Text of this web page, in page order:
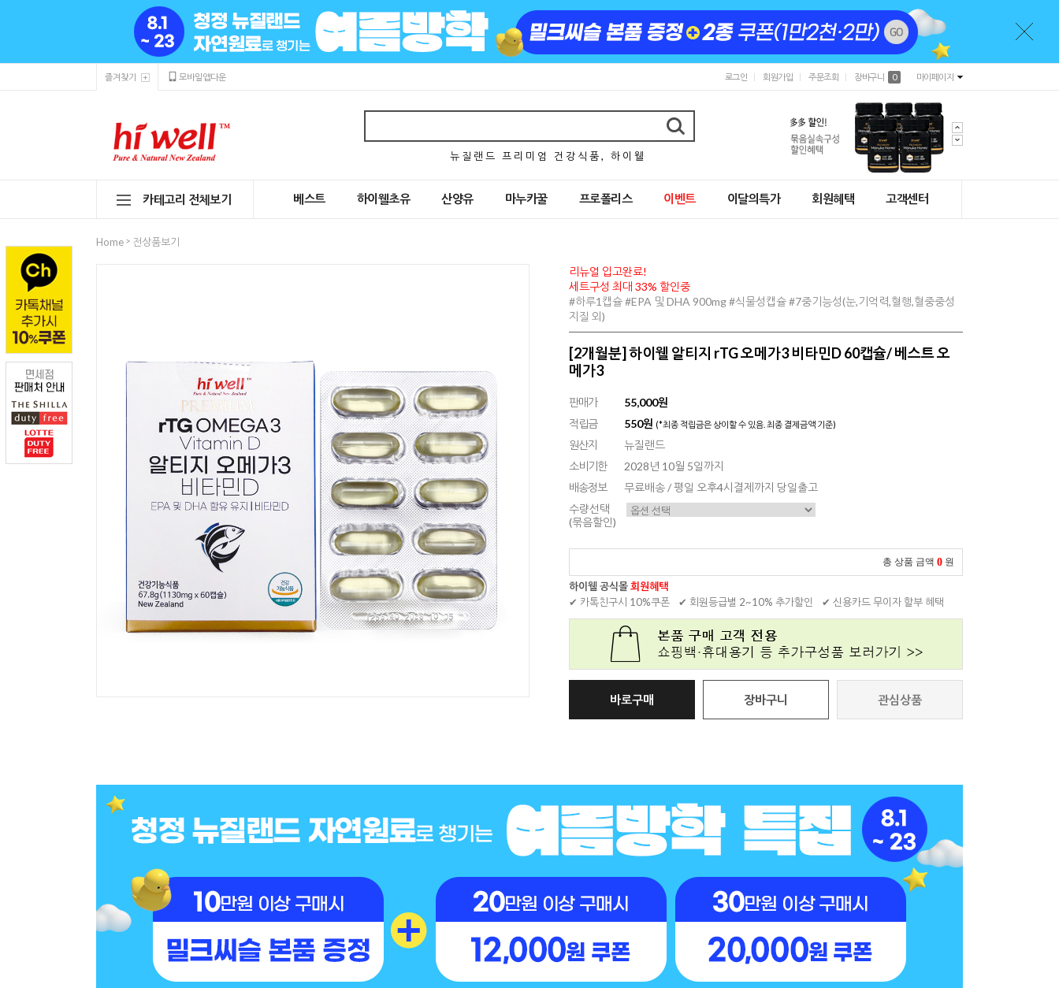
즐겨찾기 모바일앱다운 로그인 회원가입 주문조회 장바구니 0 마이페이지
뉴 질 랜 드 프 리 미 엄 건 강 식 품 , 하 이 웰
카테고리 전체보기 베스트 하이웰초유 산양유 마누카꿀 프로폴리스 이벤트 이달의특가 회원혜택 고객센터
Home > 전상품보기
리뉴얼 입고완료!
세트구성 최대 33% 할인중
#하루1캡슐 #EPA 및 DHA 900mg #식물성캡슐 #7중기능성(눈,기억력,혈행,혈중중성
지질 외)
[2개월분] 하이웰 알티지 rTG 오메가3 비타민D 60캡슐/ 베스트 오
메가3
판매가
55,000원
적립금
550원 (*최종 적립금은 상이할 수 있음. 최종 결제금액 기준)
원산지
뉴질랜드
소비기한
2028년 10월 5일까지
배송정보
무료배송 / 평일 오후4시결제까지 당일출고
수량선택
(묶음할인)
총 상품 금액 0 원
하이웰 공식몰회원혜택
✔ 카톡친구시 10%쿠폰
✔ 회원등급별 2~10% 추가할인 ✔ 신용카드 무이자 할부 혜택
바로구매 장바구니 관심상품